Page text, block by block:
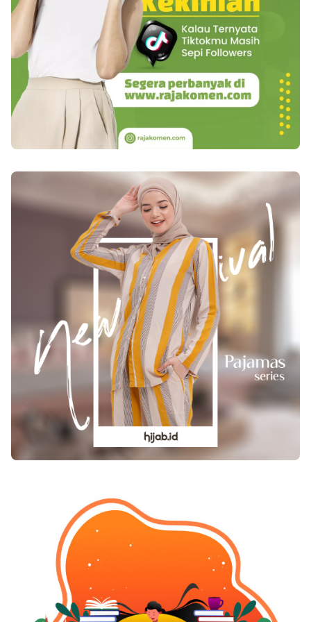
imaging dengan memakai cara CT Scan atau X-
Ray pada tulang, apabila sudah terdeteksi,
osteosarkoma dapat diobati dengan operasi
pengangkatan kanker. Penyembuhan kemoterapi
pula mesti dikerjakan apabila beberapa sel
kanker sudah menyebar ke bagian-bagian badan
yang lain. Â Baca juga :Â Mengenal 8 Jenis
Penyakit Peredaran Darah 2. Chondrosarkoma
Kanker tipe ini umumnya menyerang beberapa
sudah berumur diatas 50 th., chondrosarkoma
memiliki kecepatan tumbuh condong lebih
lambat serta bisa sembuh cuma dengan
pembedahan. Tetapi dalam berbagai masalah,
kanker ini berbentuk invasive atau agresif serta
gampang menyebar. Pembedahan dengan
pengangkatan semua tumor, sampai waktu ini di
rasa semacam cara yang efisien untuk
menyembuhkan Chondrosarkoma. Penyembuhan
kemoterapi serta radioterapi tak mempunyai
efek yang demikian banyak pada tipe kanker ini.
Cara amputasi amat tidak sering dikerjakan
untuk menyembuhkan kanker ini. 3. Ewing
Sarkoma Masa-masa pubertas ialah masa-masa
yang rawan diserang kanker Ewing Sarkoma,
kanker ini tidak sering ditemukan pada anak
yang berusia kurang dari 10 th.. Ewing Sarkoma
paling kerap berkembang di tulang panjang,
memiliki karakter yang invasive hingga
gampang menyebar ke organ-organ paling dekat,
seperti paru-paru atau organ yang lain. Tanda-
tanda yang paling kerap dikeluhkan ialah rasa
nyeri serta demam. Tetapi, tanda-tanda itu pula
dapat dibarengi dengan sinyal tanda
pembengkakan tulang. Dalam kasus-kasus pada
umumnya, kanker ini baru terdiagnosa waktu
berjam-jam dalam 1 minggu. Anda hanya perlu
melakukan olahraga yang benar, dengan waktu
kurang lebih selama 30 menit dalam satu hari.
Umumnya dilakukan 3 sampai 6 kali dalam 1
minggu. Jika anda seorang perokok, sebaiknya
segera hindari. Karena dengan berhenti merokok,
kemungkinan terserang jantung akan ikut turun
dan setelah 1 tahun kemungkinan akan turun
sampai setengahnya. Selain melakukan hal
mengkonsumsi obat kolesterol herbal seperti di